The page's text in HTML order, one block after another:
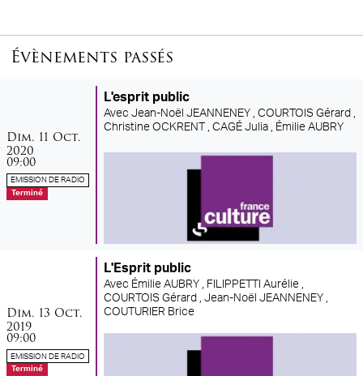
Évènements passés
dimanche
Dim. 11 octobre
Oct.
2020
09:00
EMISSION DE RADIO
Terminé
L'esprit public
Avec Jean-Noël JEANNENEY , COURTOIS Gérard ,
Christine OCKRENT , CAGÉ Julia , Émilie AUBRY
dimanche
Dim. 13 octobre
Oct.
2019
09:00
EMISSION DE RADIO
Terminé
L'Esprit public
Avec Émilie AUBRY ,
FILIPPETTI Aurélie ,
COURTOIS Gérard , Jean-Noël JEANNENEY ,
COUTURIER Brice